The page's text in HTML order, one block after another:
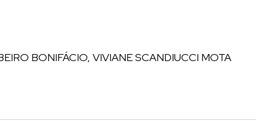
BONIFÁCIO, VIVIANE SCANDIUCCI MOTA